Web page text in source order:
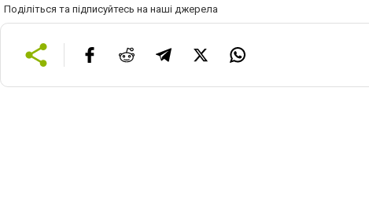
Поділіться та підписуйтесь на наші джерела